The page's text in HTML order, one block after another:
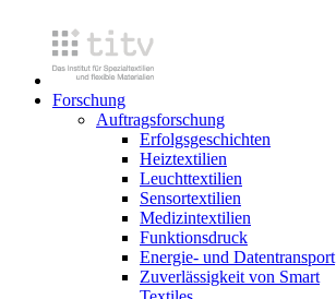
Forschung
Auftragsforschung
Erfolgsgeschichten
Heiztextilien
Leuchttextilien
Sensortextilien
Medizintextilien
Funktionsdruck
Energie- und Datentransport
Zuverlässigkeit von Smart